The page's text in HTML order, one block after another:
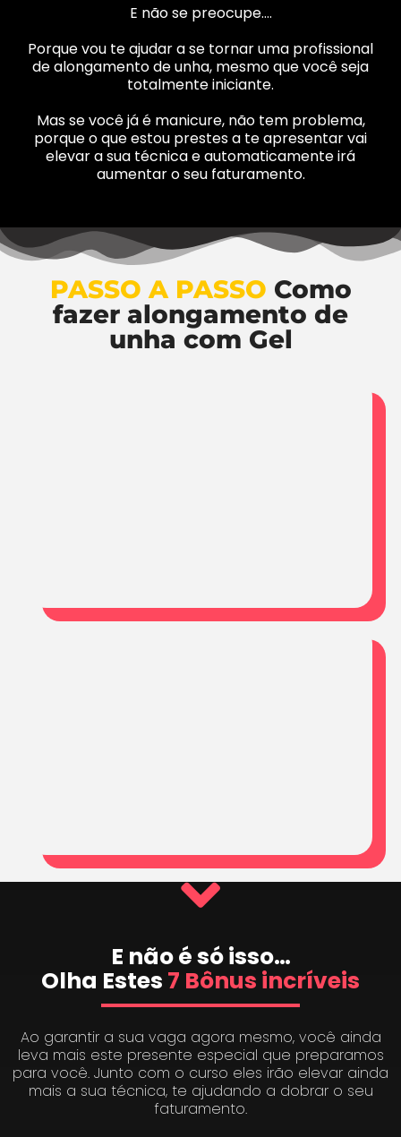
E não se preocupe….
Porque vou te ajudar a se tornar uma profissional
de alongamento de unha, mesmo que você seja
totalmente iniciante.
Mas se você já é manicure, não tem problema,
porque o que estou prestes a te apresentar vai
elevar a sua técnica e automaticamente irá
aumentar o seu faturamento.
PASSO A PASSO Como
fazer alongamento de
unha com Gel
E não é só isso…
Olha Estes 7 Bônus incríveis
Ao garantir a sua vaga agora mesmo, você ainda
leva mais este presente especial que preparamos
para você. Junto com o curso eles irão elevar ainda
mais a sua técnica, te ajudando a dobrar o seu
faturamento.